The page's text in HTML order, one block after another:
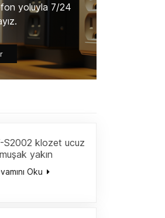
yoluyla 7/24
S2002 klozet ucuz
yakın
büyük tork
metal şaft
Oku